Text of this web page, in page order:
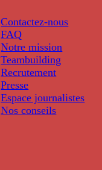
Contactez-nous
FAQ
Notre mission
Teambuilding
Recrutement
Presse
Espace journalistes
Nos conseils